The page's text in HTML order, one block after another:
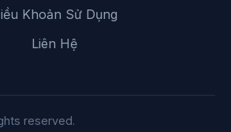
Khoản Sử Dụng
Liên Hệ
reserved.